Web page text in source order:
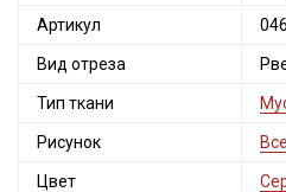
Артикул
Вид отреза
Тип ткани
Рисунок
Цвет
Электронная почта